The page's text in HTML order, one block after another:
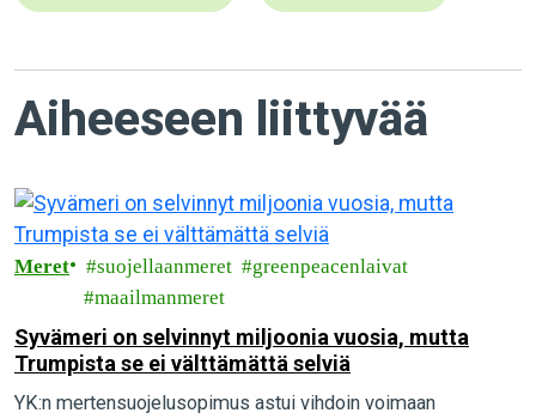
Aiheeseen liittyvää
Meret suojellaanmeret
greenpeacenlaivat
maailmanmeret
Syvämeri on selvinnyt miljoonia vuosia, mutta
Trumpista se ei välttämättä selviä
YK:n mertensuojelusopimus astui vihdoin voimaan